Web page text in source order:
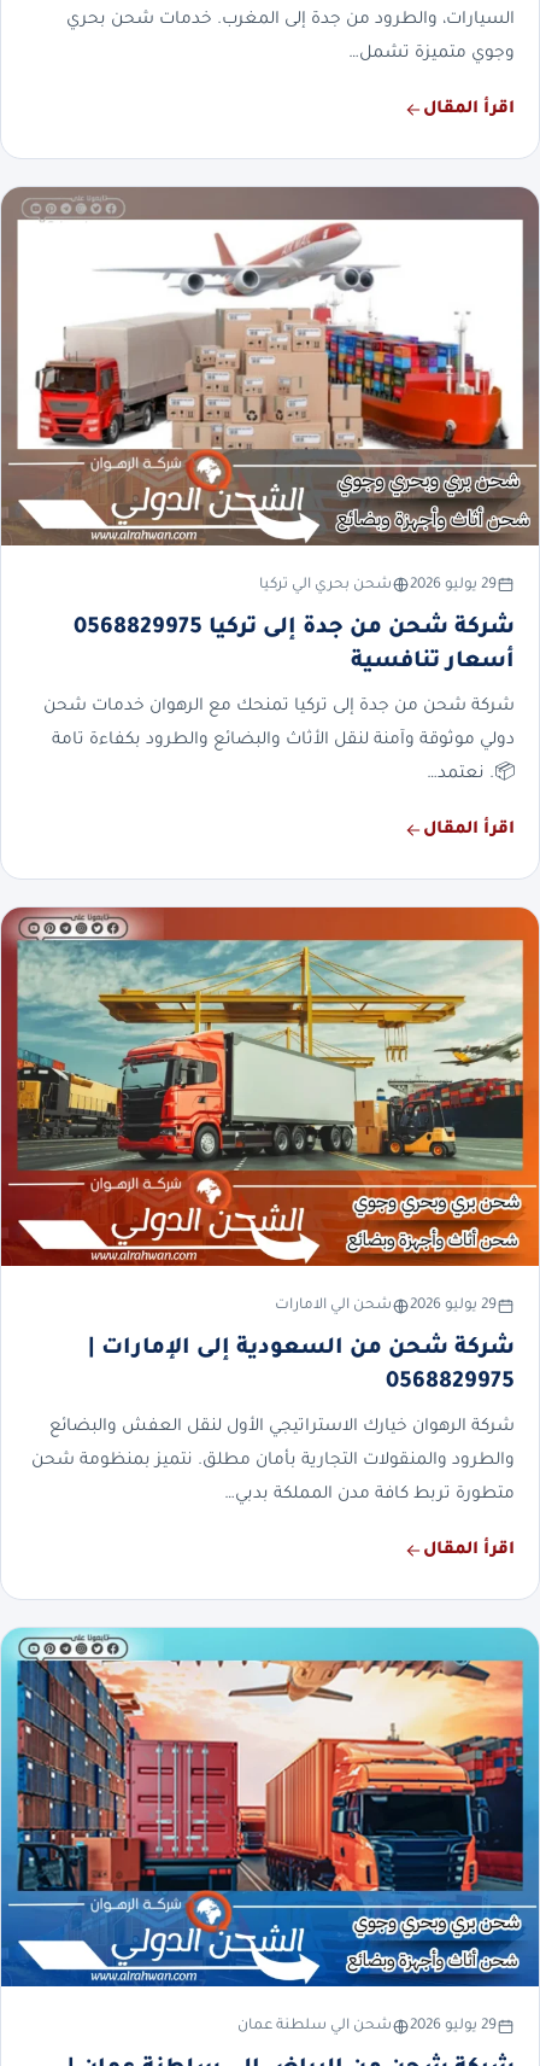
السيارات، والطرود من جدة إلى المغرب. خدمات شحن بحري
وجوي متميزة تشمل…
اقرأ المقال
29 يوليو 2026 شحن بحري الي تركيا
شركة شحن من جدة إلى تركيا 0568829975
أسعار تنافسية
شركة شحن من جدة إلى تركيا تمنحك مع الرهوان خدمات شحن
دولي موثوقة وآمنة لنقل الأثاث والبضائع والطرود بكفاءة تامة
📦. نعتمد…
اقرأ المقال
29 يوليو 2026 شحن الي الامارات
شركة شحن من السعودية إلى الإمارات |
0568829975
شركة الرهوان خيارك الاستراتيجي الأول لنقل العفش والبضائع
والطرود والمنقولات التجارية بأمان مطلق. نتميز بمنظومة شحن
متطورة تربط كافة مدن المملكة بدبي…
اقرأ المقال
29 يوليو 2026 شحن الي سلطنة عمان